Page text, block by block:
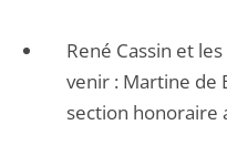
René Cassin et
venir : Martine de
section honoraire